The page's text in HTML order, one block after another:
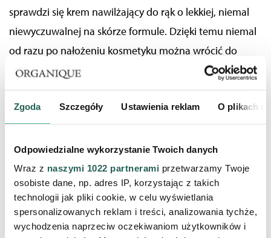
Zgoda Szczegóły Ustawienia reklam O plikach
Odpowiedzialne wykorzystanie Twoich danych
Wraz z naszymi 1022 partnerami przetwarzamy Twoje
osobiste dane, np. adres IP, korzystając z takich
technologii jak pliki cookie, w celu wyświetlania
spersonalizowanych reklam i treści, analizowania tychże,
wychodzenia naprzeciw oczekiwaniom użytkowników i
sprawdzi się krem nawilżającydo rąk o lekkiej, niemal
niewyczuwalnej na skórze formule. Dzięki temu niemal
od razu po nałożeniu kosmetyku można wrócić do
działania! Aby każda aplikacja była momentem
wytchnienia i chwilą na drobne przyjemności, podczas
pielęgnacji dłoni warto postawić na ulubione nuty
zapachowe.Otulający i sensualny zapachkremu do
rąk Black Orchidpomoże poczuć Ci się niezwykle
kobieco,aorzeźwiające nutyTerapii Feel Up ,
zapewnią Ci chwilę odświeżenia.Z kolei
przeciwstarzeniowy krem do rąk Anti Aging
zawierający masłoshea, pozostawi na Twoich